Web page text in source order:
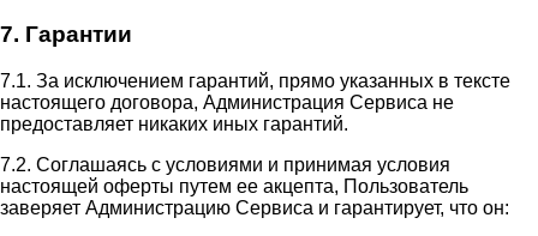
7. Гарантии
7.1. За исключением гарантий, прямо указанных в тексте
настоящего договора, Администрация Сервиса не
предоставляет никаких иных гарантий.
7.2. Соглашаясь с условиями и принимая условия
настоящей оферты путем ее акцепта, Пользователь
заверяет Администрацию Сервиса и гарантирует, что он: